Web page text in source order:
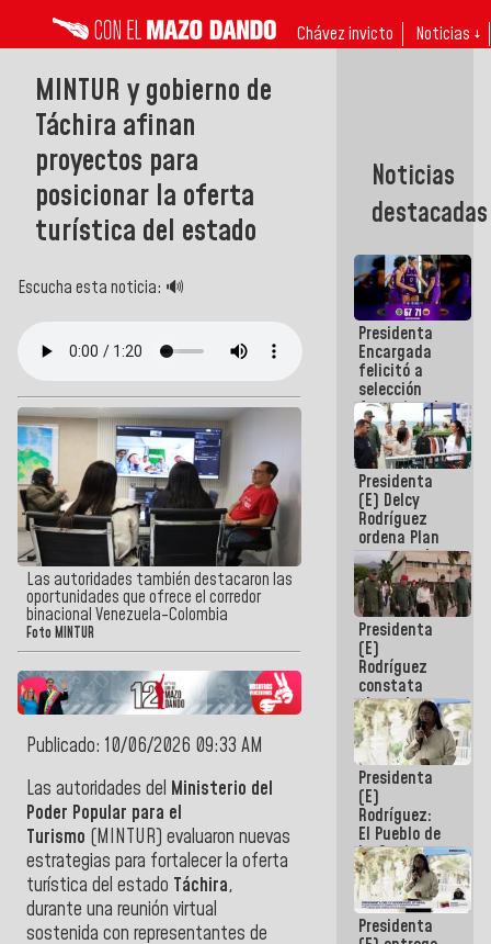
Chávez invicto Noticias ↓
MINTUR y gobierno de
Táchira afinan
proyectos para
posicionar la oferta
turística del estado
Escucha esta noticia: 🔊
Las autoridades también destacaron las
oportunidades que ofrece el corredor
binacional Venezuela-Colombia
Foto MINTUR
Publicado: 10/06/2026 09:33 AM
Las autoridades del Ministerio del
Poder Popular para el
Turismo (MINTUR) evaluaron nuevas
estrategias para fortalecer la oferta
turística del estado Táchira,
durante una reunión virtual
sostenida con representantes de
Noticias
destacadas
Presidenta
Encargada
felicitó a
selección
femenina de
baloncesto
por su
clasificación
a la
AmeriCup
2027
Presidenta
(E) Delcy
Rodríguez
ordena Plan
maestro de
desarrollo
logístico y
turístico
para La
Guaira
Presidenta
(E)
Rodríguez
constata
obras de
rehabilitación
de Escuela
Militar de
Mamo en La
Guaira
Presidenta
(E)
Rodríguez:
El Pueblo de
La Guaira
siempre
estará
acompañada
por el
Presidenta